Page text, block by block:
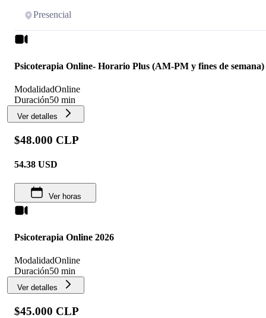
Presencial
Psicoterapia Online- Horario Plus (AM-PM y fines de semana)
ModalidadOnline
Duración50 min
Ver detalles
$48.000 CLP
54.38 USD
Ver horas
Psicoterapia Online 2026
ModalidadOnline
Duración50 min
Ver detalles
$45.000 CLP